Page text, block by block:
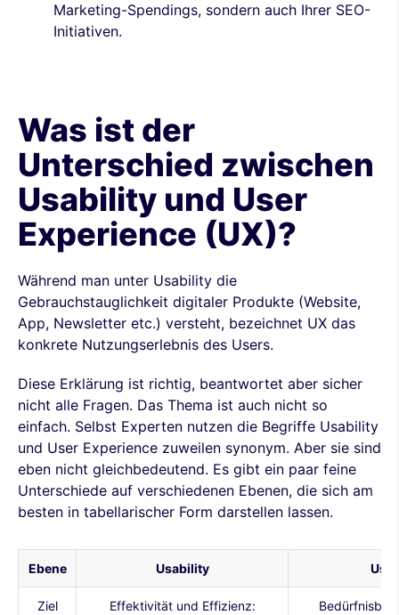
Marketing-Spendings, sondern auch Ihrer SEO-
Initiativen.
Was ist der
Unterschied zwischen
Usability und User
Experience (UX)?
Während man unter Usability die
Gebrauchstauglichkeit digitaler Produkte (Website,
App, Newsletter etc.) versteht, bezeichnet UX das
konkrete Nutzungserlebnis des Users.
Diese Erklärung ist richtig, beantwortet aber sicher
nicht alle Fragen. Das Thema ist auch nicht so
einfach. Selbst Experten nutzen die Begriffe Usability
und User Experience zuweilen synonym. Aber sie sind
eben nicht gleichbedeutend. Es gibt ein paar feine
Unterschiede auf verschiedenen Ebenen, die sich am
besten in tabellarischer Form darstellen lassen.
Ebene Usability
Ziel
Effektivität und Effizienz: